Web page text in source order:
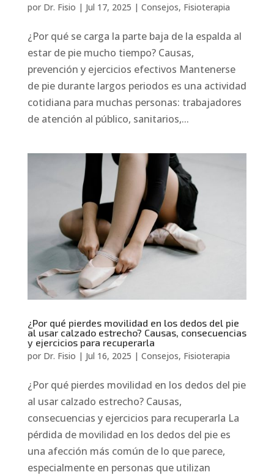
por Dr. Fisio | Jul 17, 2025 | Consejos, Fisioterapia
¿Por qué se carga la parte baja de la espalda al
estar de pie mucho tiempo? Causas,
prevención y ejercicios efectivos Mantenerse
de pie durante largos periodos es una actividad
cotidiana para muchas personas: trabajadores
de atención al público, sanitarios,...
¿Por qué pierdes movilidad en los dedos del pie
al usar calzado estrecho? Causas, consecuencias
y ejercicios para recuperarla
por Dr. Fisio | Jul 16, 2025 | Consejos, Fisioterapia
¿Por qué pierdes movilidad en los dedos del pie
al usar calzado estrecho? Causas,
consecuencias y ejercicios para recuperarla La
pérdida de movilidad en los dedos del pie es
una afección más común de lo que parece,
especialmente en personas que utilizan